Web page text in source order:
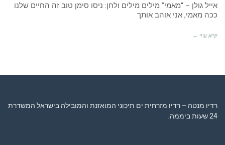
אייל גולן – “מאמי” מילים מילים ולחן: ניסו סימן טוב זה החיים שלנו
ככה מאמי, אני אוהב אותך
קרא עוד ←
רדיו מנטה – רדיו מזרחית ים תיכוני המואזנת והמובילה בישראל המשדרת
24 שעות ביממה,